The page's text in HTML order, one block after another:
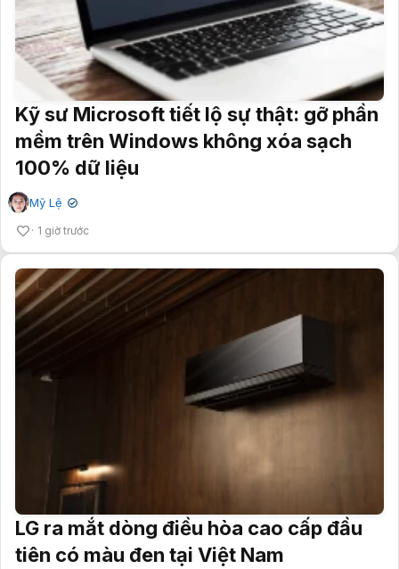
Kỹ sư Microsoft tiết lộ sự thật: gỡ phần
mềm trên Windows không xóa sạch
100% dữ liệu
Mỹ Lệ ✔
1 giờ trước
LG ra mắt dòng điều hòa cao cấp đầu
tiên có màu đen tại Việt Nam